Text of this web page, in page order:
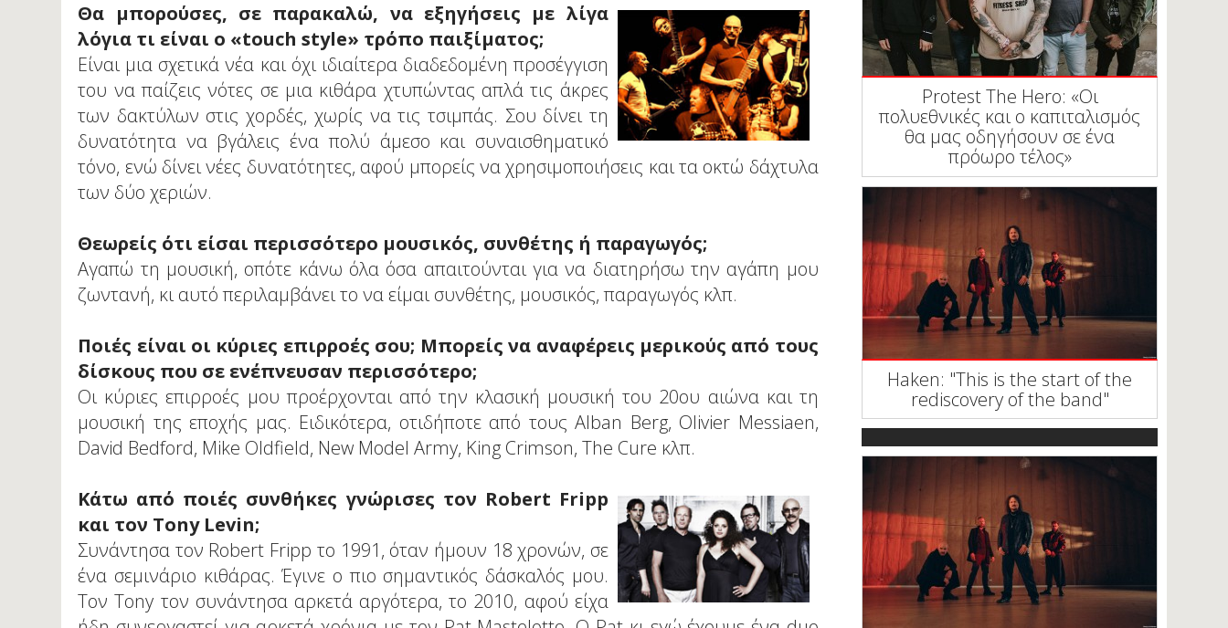
Θα μπορούσες, σε παρακαλώ, να εξηγήσεις με λίγα
λόγια τι είναι ο «touch style» τρόπο παιξίματος;
Είναι μια σχετικά νέα και όχι ιδιαίτερα διαδεδομένη προσέγγιση
του να παίζεις νότες σε μια κιθάρα χτυπώντας απλά τις άκρες
των δακτύλων στις χορδές, χωρίς να τις τσιμπάς. Σου δίνει τη
δυνατότητα να βγάλεις ένα πολύ άμεσο και συναισθηματικό
τόνο, ενώ δίνει νέες δυνατότητες, αφού μπορείς να χρησιμοποιήσεις και τα οκτώ δάχτυλα
των δύο χεριών.
Θεωρείς ότι είσαι περισσότερο μουσικός, συνθέτης ή παραγωγός;
Αγαπώ τη μουσική, οπότε κάνω όλα όσα απαιτούνται για να διατηρήσω την αγάπη μου
ζωντανή, κι αυτό περιλαμβάνει το να είμαι συνθέτης, μουσικός, παραγωγός κλπ.
Ποιές είναι οι κύριες επιρροές σου; Μπορείς να αναφέρεις μερικούς από τους
δίσκους που σε ενέπνευσαν περισσότερο;
Οι κύριες επιρροές μου προέρχονται από την κλασική μουσική του 20ου αιώνα και τη
μουσική της εποχής μας. Ειδικότερα, οτιδήποτε από τους Alban Berg, Olivier Messiaen,
David Bedford, Mike Oldfield, New Model Army, King Crimson, The Cure κλπ.
Κάτω από ποιές συνθήκες γνώρισες τον Robert Fripp
και τον Tony Levin;
Συνάντησα τον Robert Fripp το 1991, όταν ήμουν 18 χρονών, σε
ένα σεμινάριο κιθάρας. Έγινε ο πιο σημαντικός δάσκαλός μου.
Τον Tony τον συνάντησα αρκετά αργότερα, το 2010, αφού είχα
Protest The Hero: «Οι
πολυεθνικές και ο καπιταλισμός
θα μας οδηγήσουν σε ένα
πρόωρο τέλος»
Haken: "This is the start of the
rediscovery of the band"